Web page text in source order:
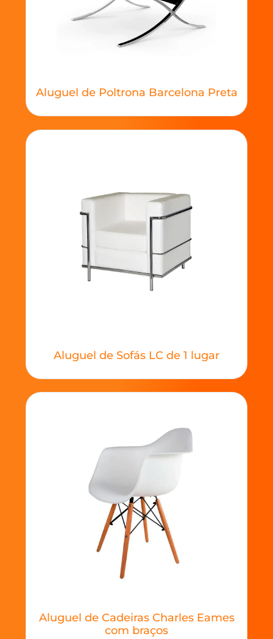
Aluguel de Poltrona Barcelona Preta
Aluguel de Sofás LC de 1 lugar
Aluguel de Cadeiras Charles Eames
com braços